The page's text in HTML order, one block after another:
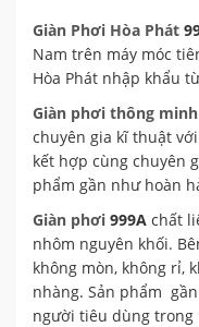
Giàn Phơi Hòa Phát
Nam trên máy móc
Hòa Phát nhập khẩu
Giàn phơi thông minh
chuyên gia kĩ thuật
kết hợp cùng chuyên
phẩm gần như hoàn
Giàn phơi 999A chất
nhôm nguyên khối.
không mòn, không rỉ,
nhàng. Sản phẩm
người tiêu dùng trong